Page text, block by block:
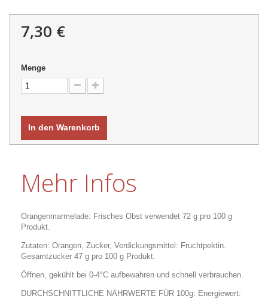
7,30 €
Menge
In den Warenkorb
Mehr Infos
Orangenmarmelade: Frisches Obst verwendet 72 g pro 100 g
Produkt.
Zutaten: Orangen, Zucker, Verdickungsmittel: Fruchtpektin.
Gesamtzucker 47 g pro 100 g Produkt.
Öffnen, gekühlt bei 0-4°C aufbewahren und schnell verbrauchen.
DURCHSCHNITTLICHE NÄHRWERTE FÜR 100g: Energiewert: